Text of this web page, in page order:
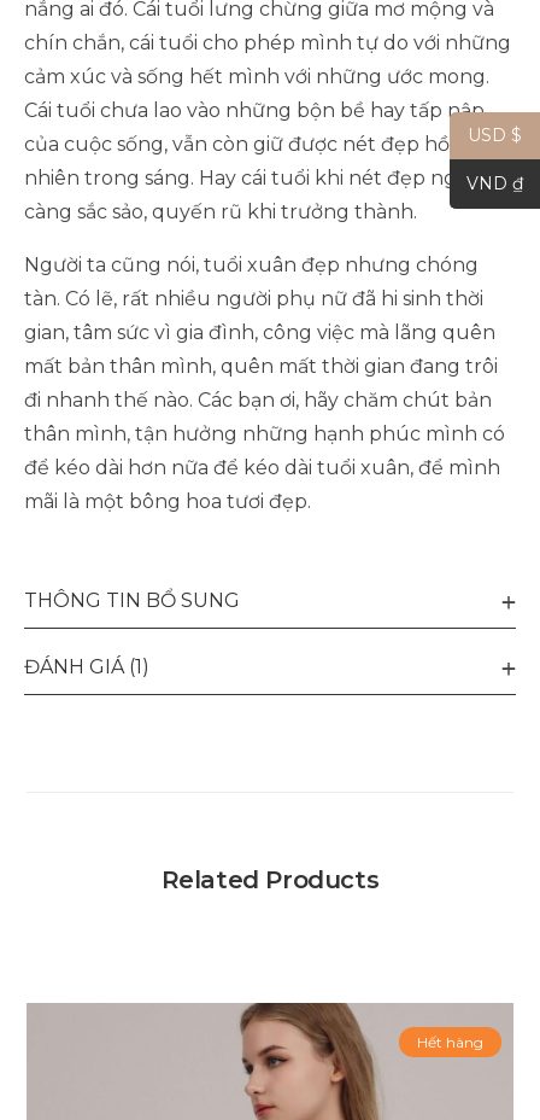
nắng ai đó. Cái tuổi lưng chừng giữa mơ mộng và
chín chắn, cái tuổi cho phép mình tự do với những
cảm xúc và sống hết mình với những ước mong.
Cái tuổi chưa lao vào những bộn bề hay tấp nập
của cuộc sống, vẫn còn giữ được nét đẹp hồn
nhiên trong sáng. Hay cái tuổi khi nét đẹp ngày
càng sắc sảo, quyến rũ khi trưởng thành.
Người ta cũng nói, tuổi xuân đẹp nhưng chóng
tàn. Có lẽ, rất nhiều người phụ nữ đã hi sinh thời
gian, tâm sức vì gia đình, công việc mà lãng quên
mất bản thân mình, quên mất thời gian đang trôi
đi nhanh thế nào. Các bạn ơi, hãy chăm chút bản
thân mình, tận hưởng những hạnh phúc mình có
để kéo dài hơn nữa để kéo dài tuổi xuân, để mình
mãi là một bông hoa tươi đẹp.
THÔNG TIN BỔ SUNG
ĐÁNH GIÁ (1)
Related Products
Hết hàng
USD $
VND ₫